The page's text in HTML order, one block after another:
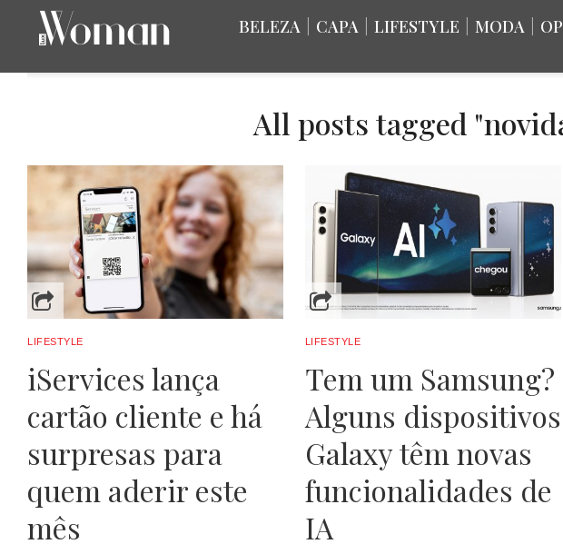
BELEZA CAPA LIFESTYLE MODA
All posts tagged
LIFESTYLE
iServices lança
cartão cliente e há
surpresas para
quem aderir este
mês
LIFESTYLE
Tem um Samsung?
Alguns dispositivos
Galaxy têm novas
funcionalidades de
IA